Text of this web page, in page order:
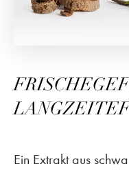
Ein Extrakt aus